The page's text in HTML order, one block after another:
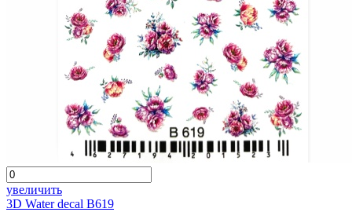
увеличить
3D Water decal B619